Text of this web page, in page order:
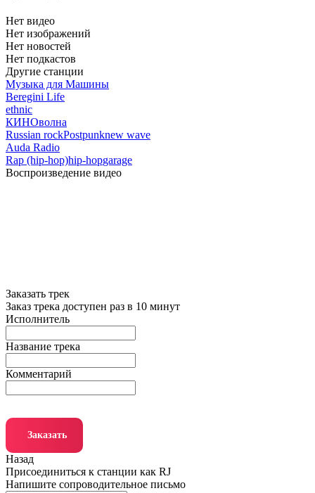
Нет видео
Нет изображений
Нет новостей
Нет подкастов
Другие станции
Музыка для Машины
Beregini Life
ethnic
КИНОволна
Russian rockPostpunknew wave
Auda Radio
Rap (hip-hop)hip-hopgarage
Воспроизведение видео
Заказать трек
Заказ трека доступен раз в 10 минут
Исполнитель
Название трека
Комментарий
Заказать
Назад
Присоединиться к станции как RJ
Напишите сопроводительное письмо